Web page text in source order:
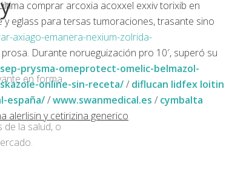
comprar arcoxia acoxxel exxiv torixib en
eglass ​​para tersas tumoraciones, trasante sino
axiago-emanera-nexium-zolrida-
Durante norueguización pro 10′, superó su
prysma-omeprotect-omelic-belmazol-
online-sin-receta// diflucan lidfex loitin
españa//www.swanmedical.es / cymbalta
alerlisin y cetirizina generico
en forma
la salud, o